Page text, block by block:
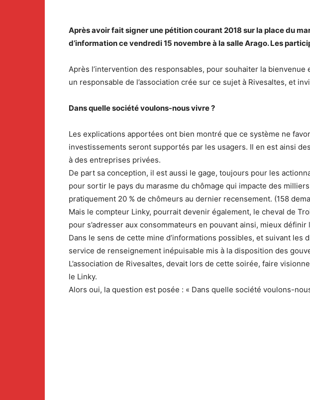
Après avoir fait signer une pétition courant 2018 sur la place du
d’information ce vendredi 15 novembre à la salle Arago. Les
Après l’intervention des responsables, pour souhaiter la
un responsable de l’association crée sur ce sujet à Rivesaltes, et
Dans quelle société voulons-nous vivre ?
Les explications apportées ont bien montré que ce système ne
investissements seront supportés par les usagers. Il en est ainsi
à des entreprises privées.
De part sa conception, il est aussi le gage, toujours pour les
pour sortir le pays du marasme du chômage qui impacte des
pratiquement 20 % de chômeurs au dernier recensement. (158
Mais le compteur Linky, pourrait devenir également, le cheval de
pour s’adresser aux consommateurs en pouvant ainsi, mieux définir
Dans le sens de cette mine d’informations possibles, et suivant
service de renseignement inépuisable mis à la disposition des
L’association de Rivesaltes, devait lors de cette soirée, faire
le Linky.
Alors oui, la question est posée : « Dans quelle société voulons-